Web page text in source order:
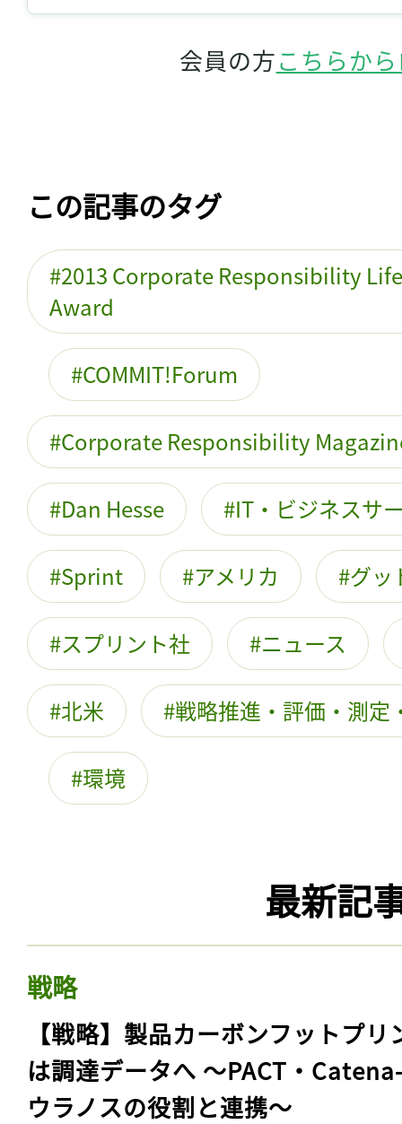
会員の方こちらか
この記事のタグ
2013 Corporate Responsibility
Award
COMMIT!Forum
Corporate Responsibility
Dan Hesse IT・ビジネスサ
Sprint アメリカ グッ
スプリント社 ニュース
北米 戦略推進・評価・測定
環境
最新記
戦略
【戦略】製品カーボンフットプリ
は調達データへ 〜PACT・
ウラノスの役割と連携〜